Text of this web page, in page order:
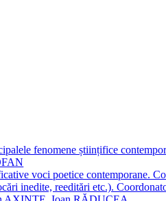
fenomene științifice
voci poetice
inedite, reeditări etc.).